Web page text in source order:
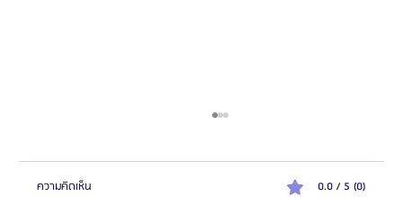
ความคิดเห็น 0.0 / 5 (0)